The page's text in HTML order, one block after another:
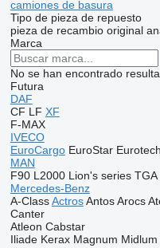
camiones de basura
Tipo de pieza de repuesto
pieza de recambio original
Marca
No se han encontrado
Futura
DAF
CF LF XF
F-MAX
IVECO
EuroCargo EuroStar Eurotech
MAN
F90 L2000 Lion's series TGA
Mercedes-Benz
A-Class Actros Antos Arocs
Canter
Atleon Cabstar
Iliade Kerax Magnum Midlum